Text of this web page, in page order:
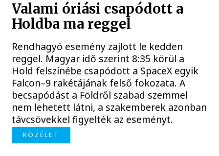
Valami óriási csapódott a
Holdba ma reggel
Rendhagyó esemény zajlott le kedden
reggel. Magyar idő szerint 8:35 körül a
Hold felszínébe csapódott a SpaceX egyik
Falcon–9 rakétájának felső fokozata. A
becsapódást a Földről szabad szemmel
nem lehetett látni, a szakemberek azonban
távcsövekkel figyelték az eseményt.
KÖZÉLET